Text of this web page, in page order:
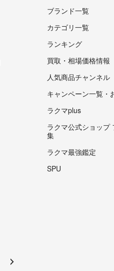
ブランド一覧
カテゴリ一覧
ランキング
買取・相場価格情報
人気商品チャンネル
キャンペーン一覧・
ラクマplus
ラクマ公式ショップ
集
ラクマ最強鑑定
SPU